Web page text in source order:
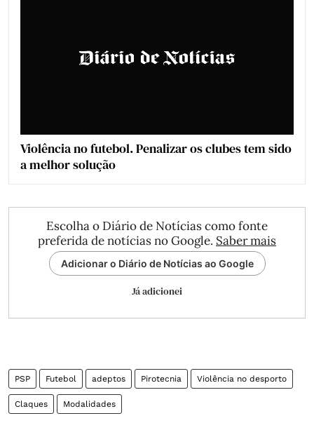
Violência no futebol. Penalizar os clubes tem sido
a melhor solução
Escolha o Diário de Notícias como fonte
preferida de notícias no Google. Saber mais
Adicionar o Diário de Notícias ao Google
Já adicionei
PSP Futebol adeptos Pirotecnia Violência no desporto
Claques Modalidades